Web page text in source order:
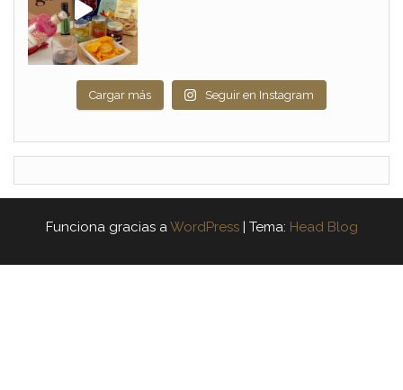
Cargar más Seguir en Instagram
Funciona gracias aWordPress | Tema: Head Blog